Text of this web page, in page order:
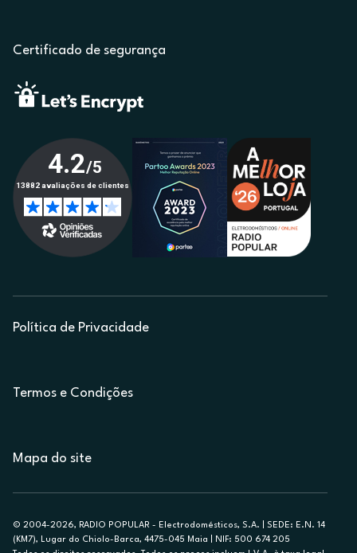
Certificado de segurança
Política de Privacidade
Termos e Condições
Mapa do site
© 2004-2026, RADIO POPULAR - Electrodomésticos, S.A. | SEDE: E.N. 14
(KM7), Lugar do Chiolo-Barca, 4475-045 Maia | NIF: 500 674 205